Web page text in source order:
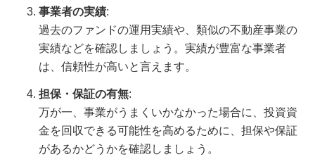
事業者の実績:
過去のファンドの運用実績や、類似の不動産事業の
実績などを確認しましょう。実績が豊富な事業者
は、信頼性が高いと言えます。
担保・保証の有無:
万が一、事業がうまくいかなかった場合に、投資資
金を回収できる可能性を高めるために、担保や保証
があるかどうかを確認しましょう。